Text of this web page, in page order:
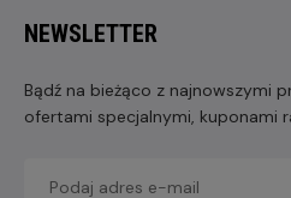
NEWSLETTER
Bądź na bieżąco z najnowszymi
ofertami specjalnymi, kuponami